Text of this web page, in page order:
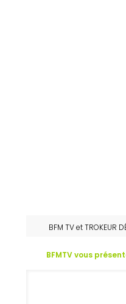
BFM TV et TROKEUR
BFMTV vous